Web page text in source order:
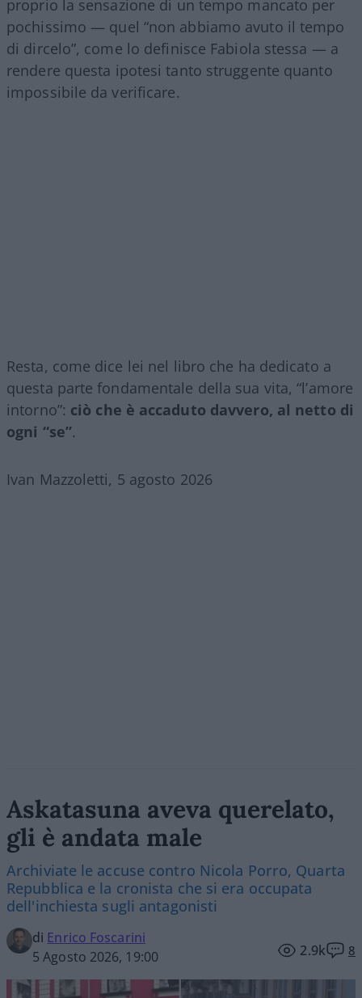
proprio la sensazione di un tempo mancato per
pochissimo — quel “non abbiamo avuto il tempo
di dircelo”, come lo definisce Fabiola stessa — a
rendere questa ipotesi tanto struggente quanto
impossibile da verificare.
Resta, come dice lei nel libro che ha dedicato a
questa parte fondamentale della sua vita, “l’amore
intorno”: ciò che è accaduto davvero, al netto di
ogni “se”.
Ivan Mazzoletti, 5 agosto 2026
Askatasuna aveva querelato,
gli è andata male
Archiviate le accuse contro Nicola Porro, Quarta
Repubblica e la cronista che si era occupata
dell'inchiesta sugli antagonisti
di Enrico Foscarini
5 Agosto 2026, 19:00
2.9k 8